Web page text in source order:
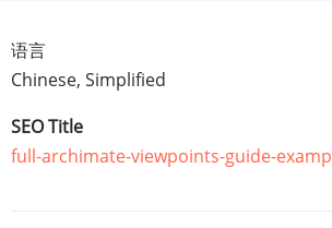
语言
Chinese, Simplified
SEO Title
full-archimate-viewpoints-guide-